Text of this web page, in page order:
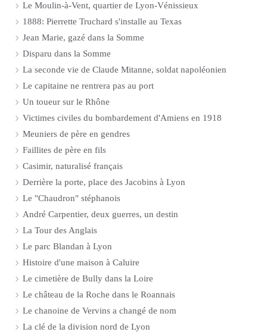
Le Moulin-à-Vent, quartier de Lyon-Vénissieux
1888: Pierrette Truchard s'installe au Texas
Jean Marie, gazé dans la Somme
Disparu dans la Somme
La seconde vie de Claude Mitanne, soldat napoléonien
Le capitaine ne rentrera pas au port
Un toueur sur le Rhône
Victimes civiles du bombardement d'Amiens en 1918
Meuniers de père en gendres
Faillites de père en fils
Casimir, naturalisé français
Derrière la porte, place des Jacobins à Lyon
Le "Chaudron" stéphanois
André Carpentier, deux guerres, un destin
La Tour des Anglais
Le parc Blandan à Lyon
Histoire d'une maison à Caluire
Le cimetière de Bully dans la Loire
Le château de la Roche dans le Roannais
Le chanoine de Vervins a changé de nom
La clé de la division nord de Lyon